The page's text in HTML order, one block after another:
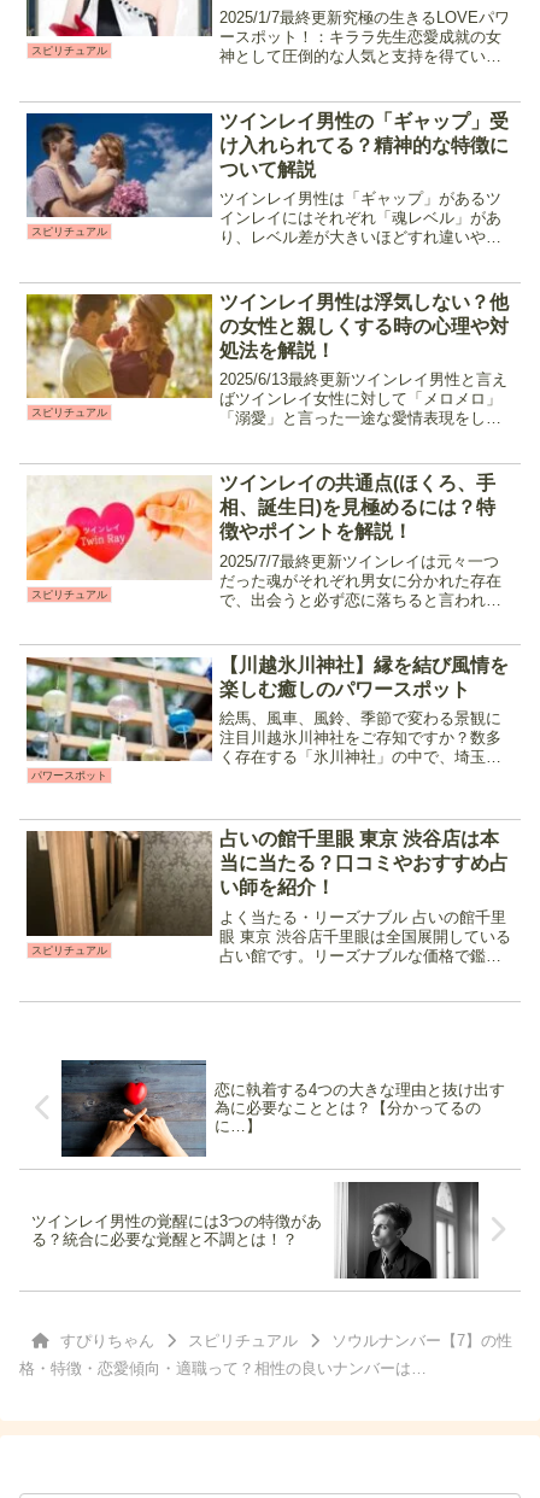
スピリチュアル
2025/1/7最終更新究極の生きるLOVEパワ
ースポット！：キララ先生恋愛成就の女
神として圧倒的な人気と支持を得ている
を使用した独自の鑑定で過去・現状・未
来を全て見通...
スピリチュアル
ツインレイ男性の「ギャップ」受
け入れられてる？精神的な特徴に
ついて解説
ツインレイ男性は「ギャップ」があるツ
インレイにはそれぞれ「魂レベル」があ
り、レベル差が大きいほどすれ違いや価
な成長が終わっていないと、それが試練
となって二人の前に立ちはだ...
スピリチュアル
ツインレイ男性は浮気しない？他
の女性と親しくする時の心理や対
処法を解説！
2025/6/13最終更新ツインレイ男性と言え
ばツインレイ女性に対して「メロメロ」
「溺愛」と言った一途な愛情表現をして
サイレント期間が終わらないまま決別し
てしまう事があ...
スピリチュアル
ツインレイの共通点(ほくろ、手
相、誕生日)を見極めるには？特
徴やポイントを解説！
2025/7/7最終更新ツインレイは元々一つ
だった魂がそれぞれ男女に分かれた存在
で、出会うと必ず恋に落ちると言われて
た解決の難しい難題が試練として用意さ
れており、結ばれ...
パワースポット
【川越氷川神社】縁を結び風情を
楽しむ癒しのパワースポット
絵馬、風車、風鈴、季節で変わる景観に
注目川越氷川神社をご存知ですか？数多
く存在する「氷川神社」の中で、埼玉県
から、夫婦円満、縁結び、恋愛成就など
人々の縁を結ぶ神社として...
スピリチュアル
占いの館千里眼 東京 渋谷店は本
当に当たる？口コミやおすすめ占
い師を紹介！
よく当たる・リーズナブル 占いの館千里
眼 東京 渋谷店千里眼は全国展開している
占い館です。リーズナブルな価格で鑑定
恋に執着する4つの大きな理由と抜け出す
為に必要なこととは？【分かってるの
に…】
ツインレイ男性の覚醒には3つの特徴があ
る？統合に必要な覚醒と不調とは！？
すぴりちゃん スピリチュアル
ソウルナンバー【7】の性
格・特徴・恋愛傾向・適職って？相性の良いナンバーは…